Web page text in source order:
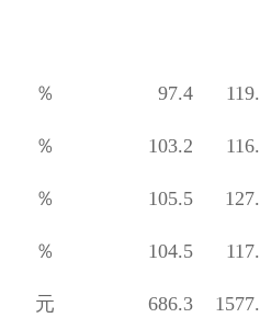
％ 97.4
％ 103.2
％ 105.5
％ 104.5
元 686.3